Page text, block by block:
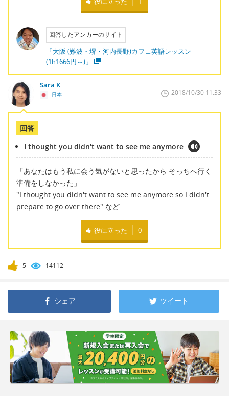
回答したアンカーのサイト
「大阪 (難波・堺・河内長野)カフェ英語レッスン
(1h1666円～)」
Sara K
日本 2018/10/30 11:33
回答
I thought you didn't want to see me anymore
「あなたはもう私に会う気がないと思ったから そっちへ行く
準備をしなかった」
"I thought you didn't want to see me anymore so I didn't
prepare to go over there" など
役に立った 0
5 14112
シェア ツイート